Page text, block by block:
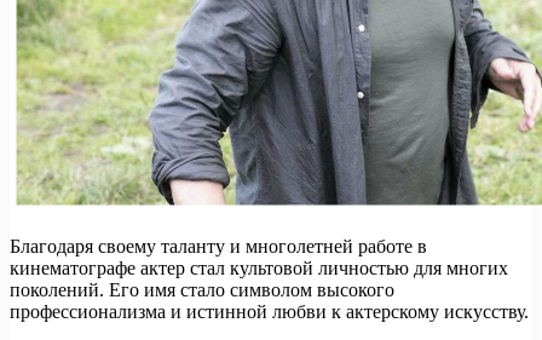
Благодаря своему таланту и многолетней работе в
кинематографе актер стал культовой личностью для многих
поколений. Его имя стало символом высокого
профессионализма и истинной любви к актерскому искусству.